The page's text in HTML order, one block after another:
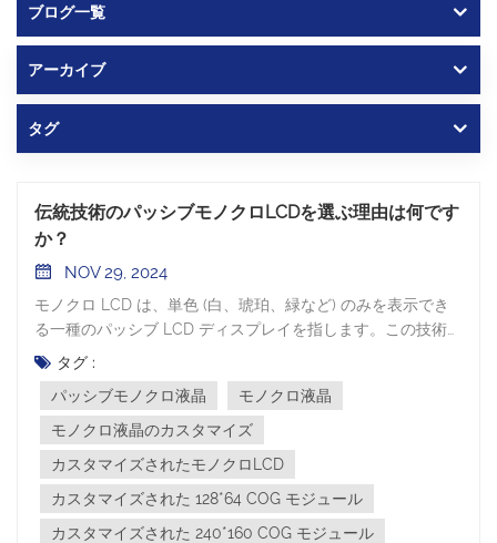
ブログ一覧
アーカイブ
タグ
伝統技術のパッシブモノクロLCDを選ぶ理由は何です
か？
NOV 29, 2024
モノクロ LCD は、単色 (白、琥珀、緑など) のみを表示でき
る一種のパッシブ LCD ディスプレイを指します。この技術は
誕生以来、その簡単さと信頼性から、電卓、デジタル時計、
産業機器、医療機器などさまざまな分野で広く採用されてい
ます。技術の進歩によりカラー表示技術が徐々に普及してき
ましたが、モノクロ液晶ディスプレイはまだ歴史の段階を抜
け出していません。それどころか、特定のアプリケーション
シナリオでは独自の利点を実証し続けており、不可欠な選択
肢となっています。 パッシブモノクロLCD技術の利点パーソ
ナライズされたカスタマイズ:モノクロ LCD のカスタマイズ
タグ :
パッシブモノクロ液晶
モノクロ液晶
モノクロ液晶のカスタマイズ
カスタマイズされたモノクロLCD
カスタマイズされた 128*64 COG モジュール
カスタマイズされた 240*160 COG モジュール